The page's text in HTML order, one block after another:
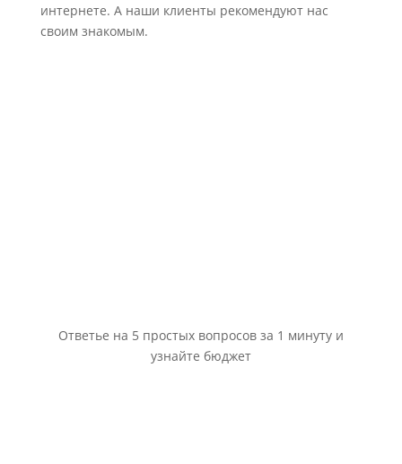
интернете. А наши клиенты рекомендуют нас
своим знакомым.
Ответье на 5 простых вопросов за 1 минуту и
узнайте бюджет